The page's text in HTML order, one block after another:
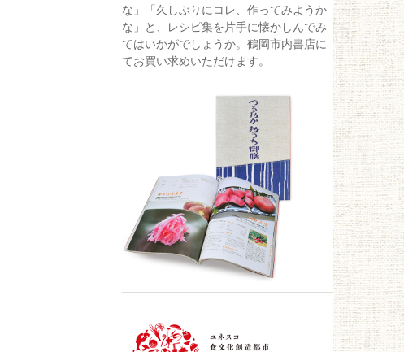
な」「久しぶりにコレ、作ってみようか
な」と、レシピ集を片手に懐かしんでみ
てはいかがでしょうか。鶴岡市内書店に
てお買い求めいただけます。